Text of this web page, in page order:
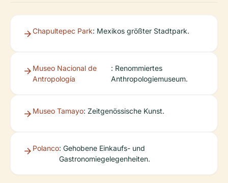
Chapultepec Park: Mexikos größter Stadtpark.
Museo Nacional de
Antropología
: Renommiertes
Anthropologiemuseum.
Museo Tamayo: Zeitgenössische Kunst.
Polanco: Gehobene Einkaufs- und
Gastronomiegelegenheiten.